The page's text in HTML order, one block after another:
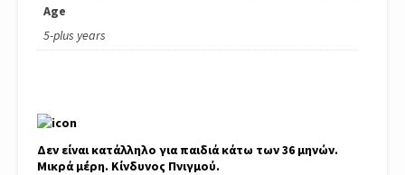
Age
5-plus years
Δεν είναι κατάλληλο για παιδιά κάτω των 36 μηνών.
Μικρά μέρη. Κίνδυνος Πνιγμού.